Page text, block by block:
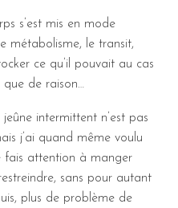
s’est mis en mode
métabolisme, le transit,
ce qu’il pouvait au cas
de raison…
jeûne intermittent n’est pas
j’ai quand même voulu
fais attention à manger
sans pour autant
plus de problème de